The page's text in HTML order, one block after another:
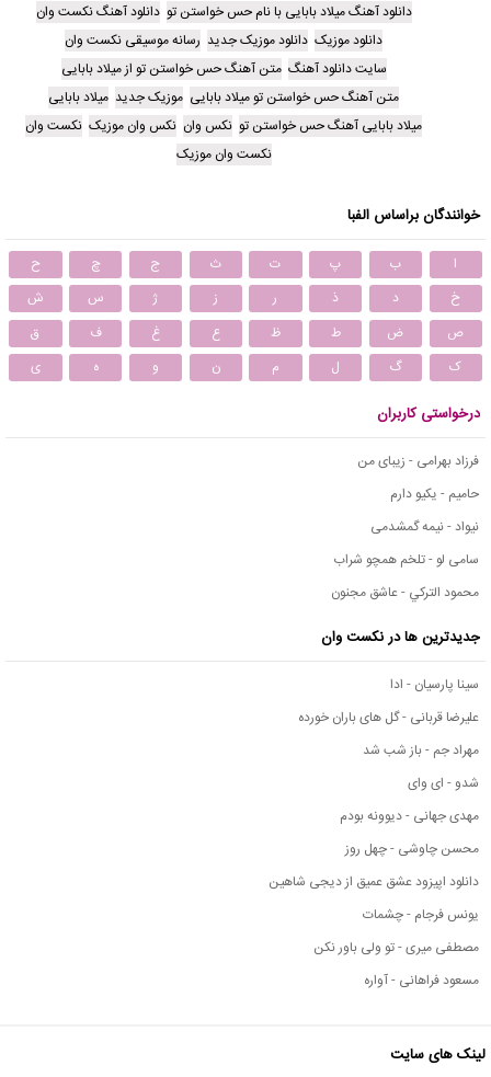
دانلود آهنگ میلاد بابایی با نام حس خواستن تو دانلود آهنگ نکست وان
دانلود موزیک دانلود موزیک جدید رسانه موسیقی نکست وان
سایت دانلود آهنگ متن آهنگ حس خواستن تو از میلاد بابایی
متن آهنگ حس خواستن تو میلاد بابایی موزیک جدید میلاد بابایی
میلاد بابایی آهنگ حس خواستن تو نکس وان نکس وان موزیک نکست وان
نکست وان موزیک
خوانندگان براساس الفبا
ا ب پ ت ث ج چ
ح
خ
د ذ ر ز ژ س
ش
ص
ض ط ظ ع غ ف
ق
ک
گ ل م ن و ه ی
درخواستی کاربران
فرزاد بهرامی - زیبای من
حامیم - یکیو دارم
نیواد - نیمه گمشدمی
سامی لو - تلخم همچو شراب
محمود التركي - عاشق مجنون
جدیدترین ها در نکست وان
سینا پارسیان - ادا
علیرضا قربانی - گل های باران خورده
مهراد جم - باز شب شد
شدو - ای وای
مهدی جهانی - دیوونه بودم
محسن چاوشی - چهل روز
دانلود اپیزود عشق عمیق از دیجی شاهین
یونس فرجام - چشمات
مصطفی میری - تو ولی باور نکن
مسعود فراهانی - آواره
لینک های سایت